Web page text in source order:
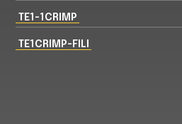
TE1-1CRIMP
TE1CRIMP-FILI